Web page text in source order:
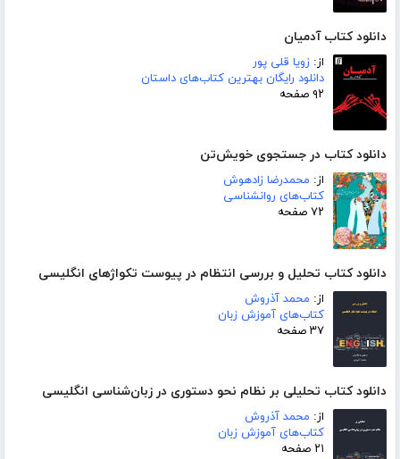
دانلود کتاب آدمیان
از: زویا قلی پور
دانلود رایگان بهترین کتاب‌های داستان
۹۲ صفحه
دانلود کتاب در جستجوی خویش‌تن
از: محمدرضا زادهوش
کتاب‌های روانشناسی
۷۲ صفحه
دانلود کتاب تحلیل و بررسی انتظام در پیوست تکواژهای انگلیسی
از: محمد آذروش
کتاب‌های آموزش زبان
۳۷ صفحه
دانلود کتاب تحلیلی بر نظام نحو دستوری در زبان‌شناسی انگلیسی
از: محمد آذروش
کتاب‌های آموزش زبان
۲۱ صفحه